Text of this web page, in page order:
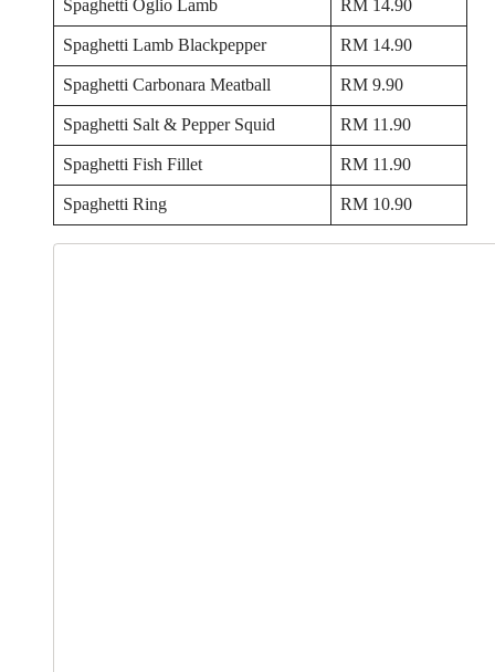
Spaghetti Oglio Lamb
RM 14.90
Spaghetti Lamb Blackpepper
RM 14.90
Spaghetti Carbonara Meatball
RM 9.90
Spaghetti Salt & Pepper Squid
RM 11.90
Spaghetti Fish Fillet
RM 11.90
Spaghetti Ring
RM 10.90